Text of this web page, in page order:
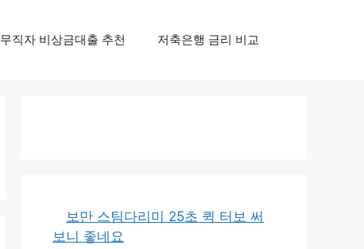
무직자 비상금대출 추천 저축은행 금리 비교
보만 스팀다리미 25초 퀵 터보 써
보니 좋네요